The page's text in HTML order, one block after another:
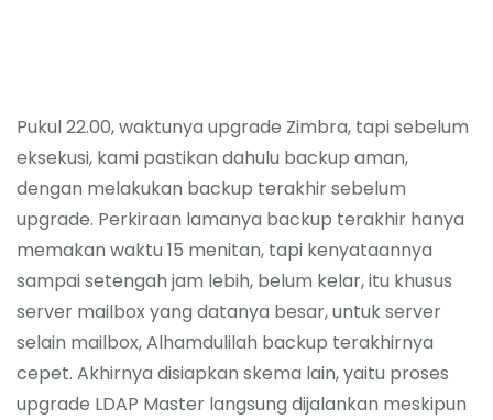
Pukul 22.00, waktunya upgrade Zimbra, tapi sebelum
eksekusi, kami pastikan dahulu backup aman,
dengan melakukan backup terakhir sebelum
upgrade. Perkiraan lamanya backup terakhir hanya
memakan waktu 15 menitan, tapi kenyataannya
sampai setengah jam lebih, belum kelar, itu khusus
server mailbox yang datanya besar, untuk server
selain mailbox, Alhamdulilah backup terakhirnya
cepet. Akhirnya disiapkan skema lain, yaitu proses
upgrade LDAP Master langsung dijalankan meskipun